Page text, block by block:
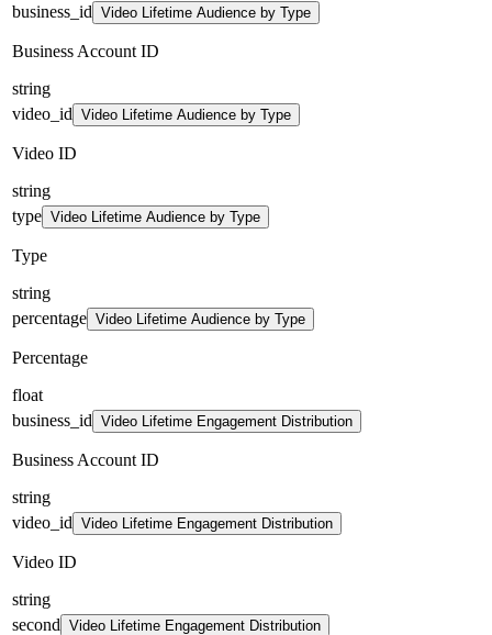
business_id Video Lifetime Audience by Type
Business Account ID
string
video_id Video Lifetime Audience by Type
Video ID
string
type Video Lifetime Audience by Type
Type
string
percentage Video Lifetime Audience by Type
Percentage
float
business_id Video Lifetime Engagement Distribution
Business Account ID
string
video_id Video Lifetime Engagement Distribution
Video ID
string
second Video Lifetime Engagement Distribution